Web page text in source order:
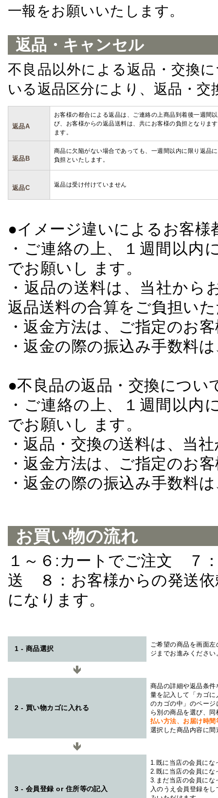
一報をお願いいたします。
返品・キャンセル
不良品以外による返品・交換
いる返品区分により、返品・
返品A
お客様の都合による返品は、ご連絡の上商品到着後一週間
び、お客様からの返品送料は、共にお客様の負担となりま
ます。
返品B
商品に欠陥がない場合であっても、一週間以内に限り返品
負担といたします。
返品C 返品は受け付けていません
●イメージ違いによるお客
・ご連絡の上、１週間以
でお願いし ます。
・返品の送料は、当社か
返品送料の合算をご負担い
・返金方法は、ご指定のお
・返金の際の振込み手数料
●不良品の返品・交換につい
・ご連絡の上、１週間以
でお願いし ます。
・返品・交換の送料は、当
・返金方法は、ご指定のお
・返金の際の振込み手数料
お買い物の流れ
１～６:カートでご注文 ７
送 ８：お客様からの発送
になります。
1 - 商品選択
ご希望の商品を画面
ジまでお進みください
2 - 買い物カゴに入れる
商品の詳細や返品条
量を記入して「カゴ
のカゴの中」のペー
ら別の商品を選び、
払い方法、お届け時
選択した商品内容に
3 - 会員登録 or 住所等の記入
1.既に当店の会員にな
2.既に当店の会員にな
3.まだ当店の会員にな
入のうえ会員登録を